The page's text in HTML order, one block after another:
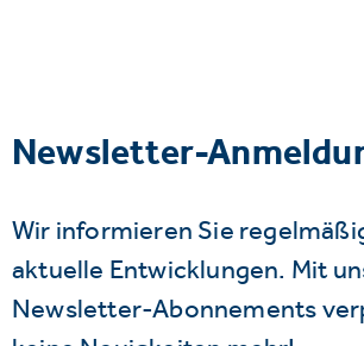
Newsletter-
Wir informieren Sie
aktuelle Entwicklungen. Mit
Newsletter-Abonnements